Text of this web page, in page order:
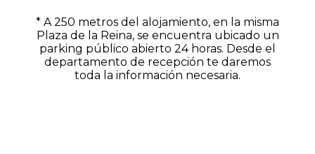
* A 250 metros del alojamiento, en la misma
Plaza de la Reina, se encuentra ubicado un
parking público abierto 24 horas. Desde el
departamento de recepción te daremos
toda la información necesaria.